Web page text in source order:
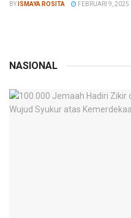
BY ISMAYA ROSITA FEBRUARI 9, 2025
NASIONAL